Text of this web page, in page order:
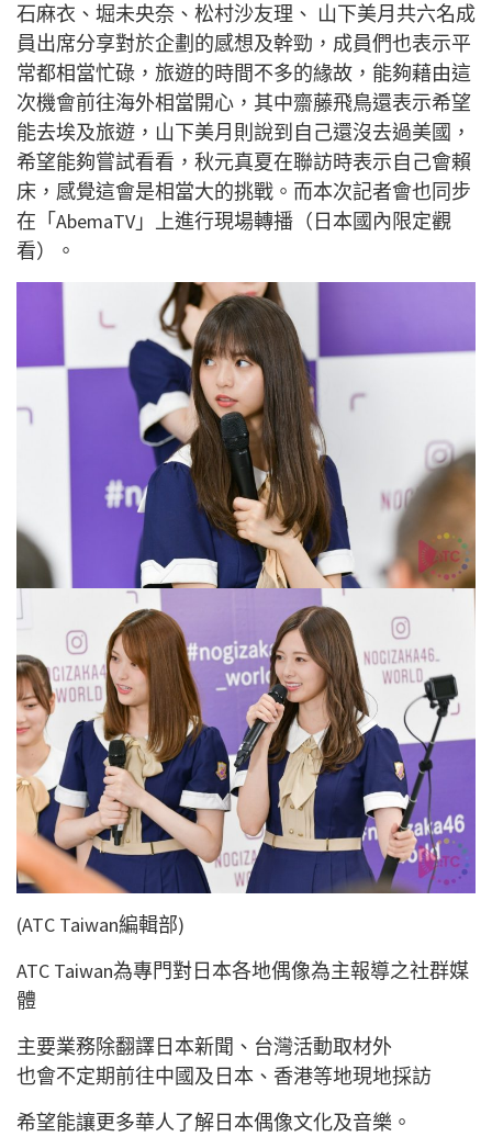
石麻衣、堀未央奈、松村沙友理、 山下美月共六名成
員出席分享對於企劃的感想及幹勁，成員們也表示平
常都相當忙碌，旅遊的時間不多的緣故，能夠藉由這
次機會前往海外相當開心，其中齋藤飛鳥還表示希望
能去埃及旅遊，山下美月則說到自己還沒去過美國，
希望能夠嘗試看看，秋元真夏在聯訪時表示自己會賴
床，感覺這會是相當大的挑戰。而本次記者會也同步
在「AbemaTV」上進行現場轉播（日本國內限定觀
看）。
(ATC Taiwan編輯部)
ATC Taiwan為專門對日本各地偶像為主報導之社群媒
體
主要業務除翻譯日本新聞、台灣活動取材外
也會不定期前往中國及日本、香港等地現地採訪
希望能讓更多華人了解日本偶像文化及音樂。